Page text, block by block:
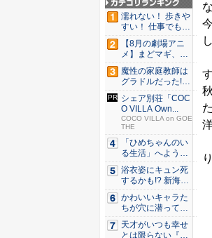
濡れない！ 歩きや
すい！ 仕事でも履
ける...
【8月の劇場アニ
メ】まどマギ、13
年ぶり...
魔性の家庭教師は
グラドルだった!?
村雨...
シェア別荘「COC
O VILLA Own...
COCO VILLA on GOE
THE
「ひめちゃんのい
る生活」へようこ
そ！ 「...
浴衣姿にキュン死
するかも!? 新海ま
きが...
かわいいキャラた
ちが穴に潜ってひ
どい目に...
天才がいつも幸せ
とは限らない『ダ